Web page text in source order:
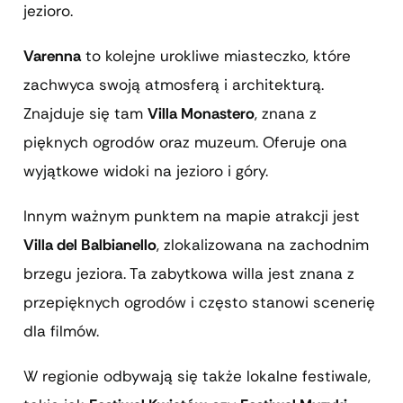
jezioro.
Varennato kolejne urokliwe miasteczko, które
zachwyca swoją atmosferą i architekturą.
Znajduje się tamVilla Monastero, znana z
pięknych ogrodów oraz muzeum. Oferuje ona
wyjątkowe widoki na jezioro i góry.
Innym ważnym punktem na mapie atrakcji jest
Villa del Balbianello, zlokalizowana na zachodnim
brzegu jeziora. Ta zabytkowa willa jest znana z
przepięknych ogrodów i często stanowi scenerię
dla filmów.
W regionie odbywają się także lokalne festiwale,